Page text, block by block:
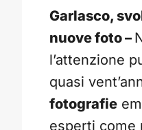
Garlasco,
nuove foto –
l’attenzione
quasi
fotografie
esperti come